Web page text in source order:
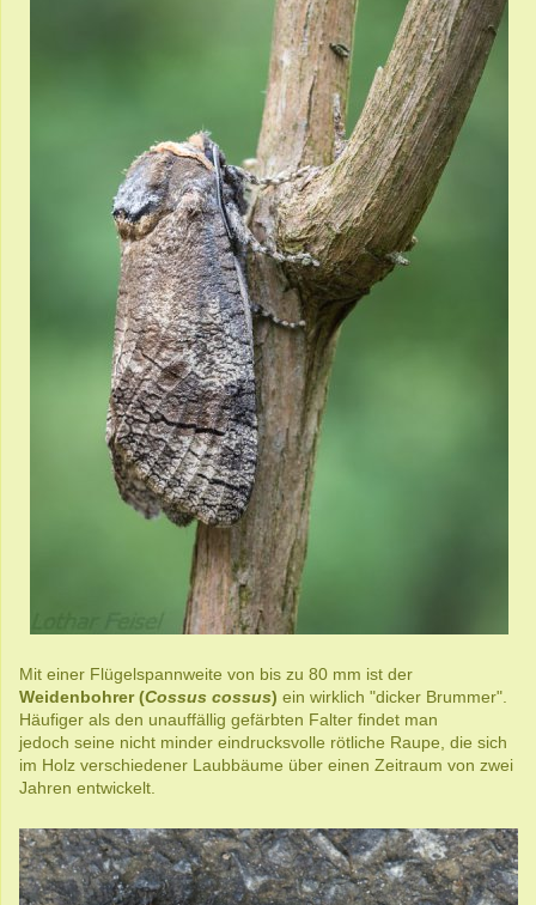
Mit einer Flügelspannweite von bis zu 80 mm ist der
Weidenbohrer (Cossus cossus) ein wirklich "dicker Brummer".
Häufiger als den unauffällig gefärbten Falter findet man
jedoch seine nicht minder eindrucksvolle rötliche Raupe, die sich
im Holz verschiedener Laubbäume über einen Zeitraum von zwei
Jahren entwickelt.